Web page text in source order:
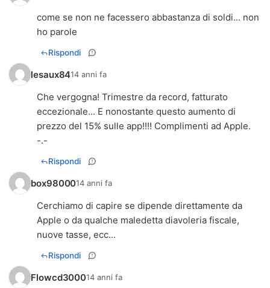
come se non ne facessero abbastanza di soldi... non
ho parole
Rispondi
lesaux8414 anni fa
Che vergogna! Trimestre da record, fatturato
eccezionale... E nonostante questo aumento di
prezzo del 15% sulle app!!!! Complimenti ad Apple.
-.-
Rispondi
box9800014 anni fa
Cerchiamo di capire se dipende direttamente da
Apple o da qualche maledetta diavoleria fiscale,
nuove tasse, ecc...
Rispondi
Flowcd300014 anni fa